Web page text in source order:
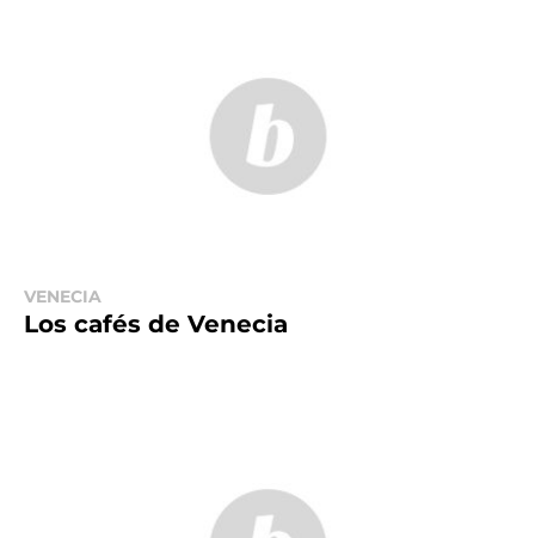
VENECIA
Los cafés de Venecia